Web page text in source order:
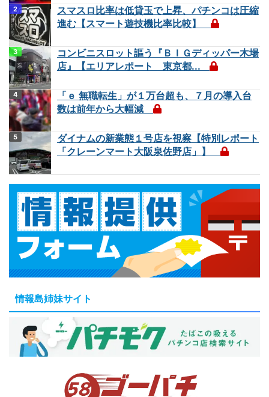
スマスロ比率は低貸玉で上昇、パチンコは圧縮
進む【スマート遊技機比率比較】
コンビニスロット謳う『ＢＩＧディッパー木場
店』【エリアレポート 東京都...
「ｅ 無職転生」が１万台超も、７月の導入台
数は前年から大幅減
ダイナムの新業態１号店を視察【特別レポート
「クレーンマート大阪泉佐野店」】
情報島姉妹サイト